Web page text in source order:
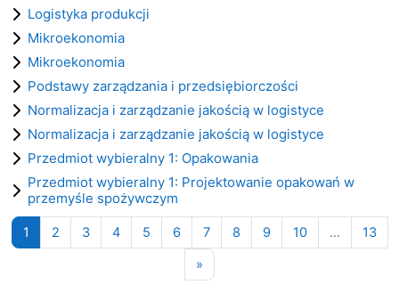
Logistyka produkcji
Mikroekonomia
Mikroekonomia
Podstawy zarządzania i przedsiębiorczości
Normalizacja i zarządzanie jakością w logistyce
Normalizacja i zarządzanie jakością w logistyce
Przedmiot wybieralny 1: Opakowania
Przedmiot wybieralny 1: Projektowanie opakowań w
przemyśle spożywczym
1 Strona 1
2Strona 2
3Strona 3
4Strona 4
5Strona 5
6Strona 6
7Strona 7
8Strona 8
9Strona 9
10Strona 10
… 13
»Następna strona